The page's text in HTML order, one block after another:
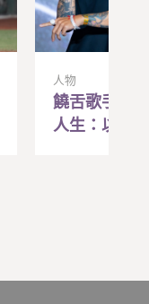
人物
饒舌歌手Lizi
人生：以前